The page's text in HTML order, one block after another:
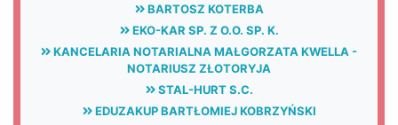
BARTOSZ KOTERBA
EKO-KAR SP. Z O.O. SP. K.
KANCELARIA NOTARIALNA MAŁGORZATA KWELLA -
NOTARIUSZ ZŁOTORYJA
STAL-HURT S.C.
EDUZAKUP BARTŁOMIEJ KOBRZYŃSKI